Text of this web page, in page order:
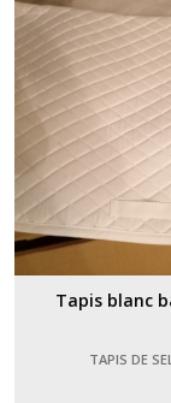
Tapis blanc
TAPIS DE
reins
(4)
Couvre
épaules
(1)
Couvre
-
cou
(1)